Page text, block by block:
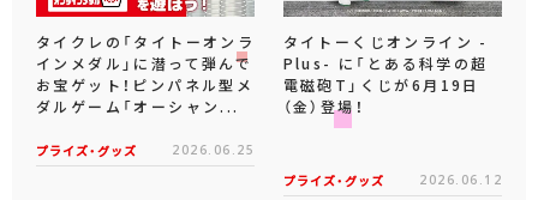
タイクレの「タイトーオンラ
インメダル」に潜って弾んで
お宝ゲット！ピンパネル型メ
ダルゲーム「オーシャン...
プライズ・グッズ 2026.06.25
タイトーくじオンライン -
Plus- に「とある科学の超
電磁砲T」くじが6月19日
（金）登場！
プライズ・グッズ 2026.06.12